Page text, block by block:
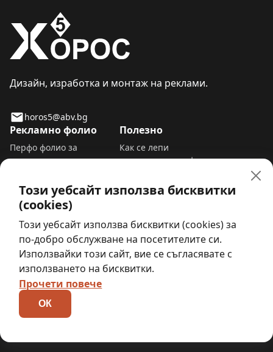
Дизайн, изработка и монтаж на реклами.
horos5@abv.bg
Рекламно фолио
Перфо фолио за
прозорци и витрини
Фолио за прозорци да не
се вижда отвън
Самозалепващо фолио за
под
Полезно
Как се лепи
самозалепващо фолио
самозалепващо фолио
Премахване на рекламно
Табела работно време
шаблон
За нас
Карта на уебсайта
Хорос 5 © 2012 - 2026. Всички права запазени.
Този уебсайт използва бисквитки
(cookies)
Този уебсайт използва бисквитки (cookies) за
по-добро обслужване на посетителите си.
Използвайки този сайт, вие се съгласявате с
използването на бисквитки.
Прочети повече
ОК